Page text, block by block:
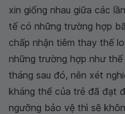
xin giống nhau giữa các
tế có những trường hợp
chấp nhận tiêm thay thế
những trường hợp như thế
tháng sau đó, nên xét
kháng thể của trẻ đã đạt
ngưỡng bảo vệ thì sẽ